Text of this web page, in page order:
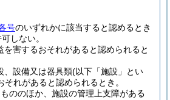
号のいずれかに該当すると認めるとき
しない。
を害するおそれがあると認められると
、設備又は器具類(以下「施設」とい
それがあると認められるとき。
ののほか、施設の管理上支障がある